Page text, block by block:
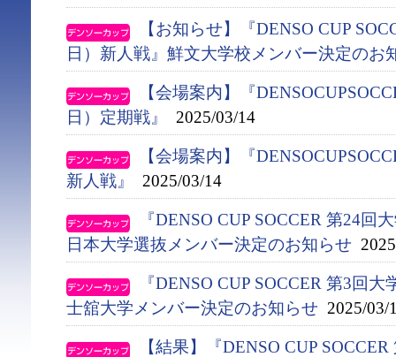
【お知らせ】『DENSO CUP
日）新人戦』鮮文大学校メンバー決定のお
【会場案内】『
日）定期戦』
2025/03/14
【会場案内】『
新人戦』
2025/03/14
『DENSO CUP SOCCER 第24回
日本大学選抜メンバー決定のお知らせ
『DENSO CUP SOCCER 第3回
士舘大学メンバー決定のお知らせ 2025/03/
【結果】『DENSO CUP